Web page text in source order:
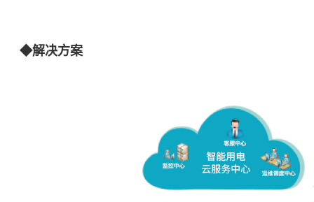
◆解决方案